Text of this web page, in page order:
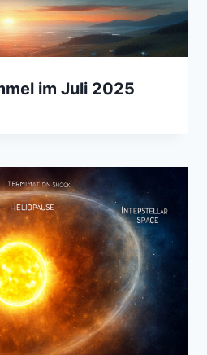
im Juli 2025